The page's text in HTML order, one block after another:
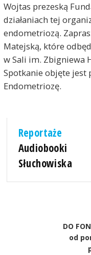
Wojtas prezeską
działaniach tej
endometriozą.
Matejską, które
w Sali im. Zbigniewa
Spotkanie objęte jest
Endometriozę.
Reportaże
Audiobooki
Słuchowiska
DO
od